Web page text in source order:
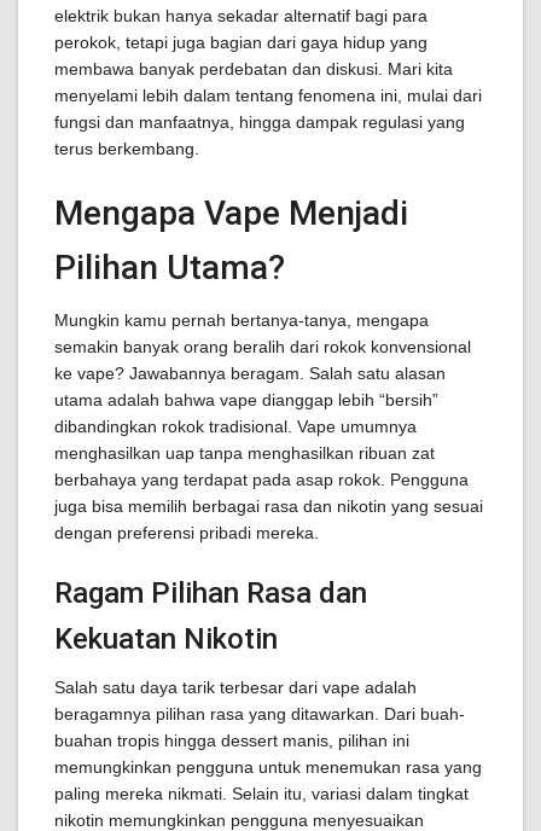
elektrik bukan hanya sekadar alternatif bagi para
perokok, tetapi juga bagian dari gaya hidup yang
membawa banyak perdebatan dan diskusi. Mari kita
menyelami lebih dalam tentang fenomena ini, mulai dari
fungsi dan manfaatnya, hingga dampak regulasi yang
terus berkembang.
Mengapa Vape Menjadi
Pilihan Utama?
Mungkin kamu pernah bertanya-tanya, mengapa
semakin banyak orang beralih dari rokok konvensional
ke vape? Jawabannya beragam. Salah satu alasan
utama adalah bahwa vape dianggap lebih “bersih”
dibandingkan rokok tradisional. Vape umumnya
menghasilkan uap tanpa menghasilkan ribuan zat
berbahaya yang terdapat pada asap rokok. Pengguna
juga bisa memilih berbagai rasa dan nikotin yang sesuai
dengan preferensi pribadi mereka.
Ragam Pilihan Rasa dan
Kekuatan Nikotin
Salah satu daya tarik terbesar dari vape adalah
beragamnya pilihan rasa yang ditawarkan. Dari buah-
buahan tropis hingga dessert manis, pilihan ini
memungkinkan pengguna untuk menemukan rasa yang
paling mereka nikmati. Selain itu, variasi dalam tingkat
nikotin memungkinkan pengguna menyesuaikan